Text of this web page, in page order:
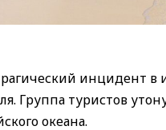
инцидент
Группа туристов
океана.